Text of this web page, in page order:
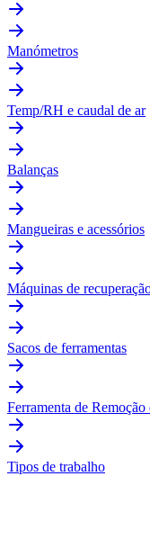
Manómetros
Temp/RH e caudal de ar
Balanças
Mangueiras e acessórios
Máquinas de
Sacos de ferramentas
Ferramenta de
Tipos de trabalho